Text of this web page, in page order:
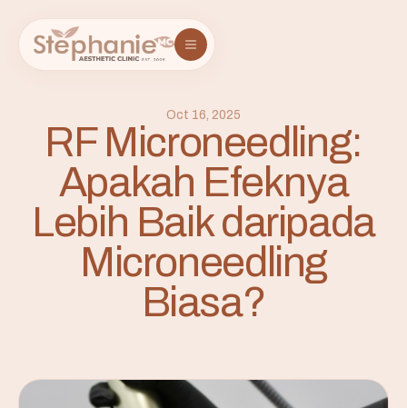
Oct 16, 2025
RF Microneedling:
Apakah Efeknya
Lebih Baik daripada
Microneedling
Biasa?